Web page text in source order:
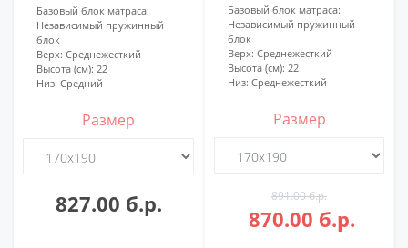
Базовый блок матраса:
Независимый пружинный
блок
Верх: Среднежесткий
Высота (см): 22
Низ: Средний
Размер
827.00 б.р.
Базовый блок матраса:
Независимый пружинный
блок
Верх: Среднежесткий
Высота (см): 22
Низ: Среднежесткий
Размер
891.00 б.р.
870.00 б.р.